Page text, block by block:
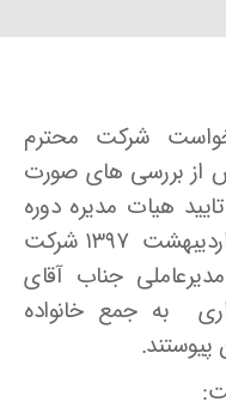
شرکت محترم
از بررسی های صورت
هیات مدیره دوره
بیست و سوم سندیکا، از تاریخ ۵ اردیبهشت ۱۳۹۷ شرکت
جناب آقای
به جمع خانواده